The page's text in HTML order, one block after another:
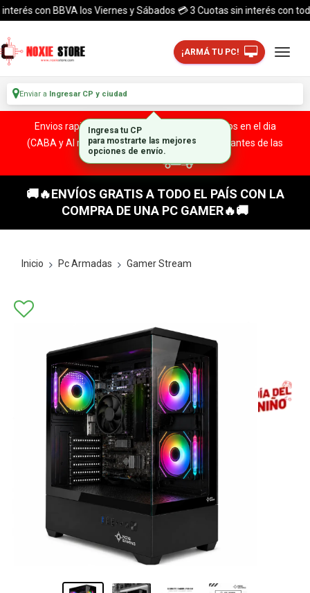
con BBVA los Viernes y Sábados 💳 3 Cuotas sin interés con
¡ARMÁ TU PC!
Enviar a Ingresar CP y ciudad
Envios rapidos y seguros a todo el pais. ¡ Envios en el dia
(CABA y Al rededores) Acreditando tu compra antes de las
🚚🔥ENVÍOS GRATIS A TODO EL PAÍS CON LA
COMPRA DE UNA PC GAMER🔥🚚
Inicio Pc Armadas Gamer Stream